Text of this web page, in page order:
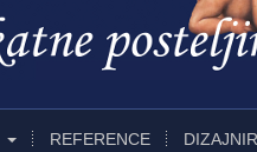
REFERENCE